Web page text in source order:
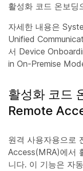
활성화 코드 온보딩
자세한 내용은
Unified
서 Device
in On-Premise
활성화 코드
Remote
원격 사용자용으로
Access(MRA)에서
니다. 이 기능은 자